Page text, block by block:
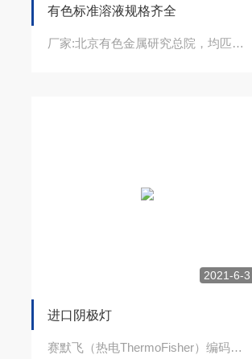
有色标准溶液规格齐全
厂家:北京有色金属研究总院，均匹配证书，可溯源及认证浓度:1000ug/ml,规...
2021-6-3
进口阴极灯
赛默飞（热电ThermoFisher）编码空心阴极灯货号：美国热电元素灯赛默飞进...